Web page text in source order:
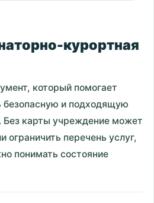
курортная
который помогает
безопасную и подходящую
Без карты учреждение может
ограничить перечень услуг,
понимать состояние